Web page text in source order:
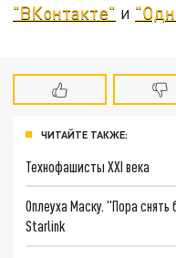
"ВКонтакте" и
ЧИТАЙТЕ ТАКЖЕ:
Технофашисты XXI века
Оплеуха Маску. "Пора
Starlink